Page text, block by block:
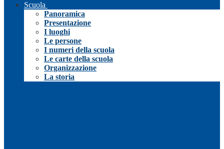
Scuola
Panoramica
Presentazione
I luoghi
Le persone
I numeri della scuola
Le carte della scuola
Organizzazione
La storia